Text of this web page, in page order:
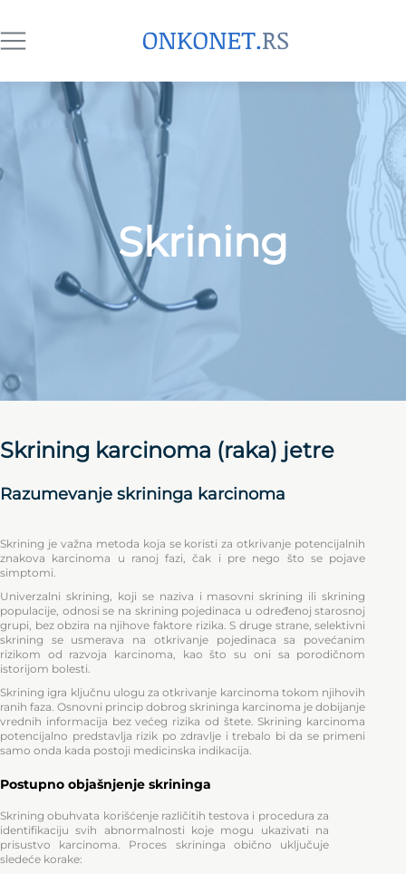
Skrining
Skrining karcinoma (raka) jetre
Razumevanje skrininga karcinoma
Skrining je važna metoda koja se koristi za otkrivanje potencijalnih
znakova karcinoma u ranoj fazi, čak i pre nego što se pojave
simptomi.
Univerzalni skrining, koji se naziva i masovni skrining ili skrining
populacije, odnosi se na skrining pojedinaca u određenoj starosnoj
grupi, bez obzira na njihove faktore rizika. S druge strane, selektivni
skrining se usmerava na otkrivanje pojedinaca sa povećanim
rizikom od razvoja karcinoma, kao što su oni sa porodičnom
istorijom bolesti.
Skrining igra ključnu ulogu za otkrivanje karcinoma tokom njihovih
ranih faza. Osnovni princip dobrog skrininga karcinoma je dobijanje
vrednih informacija bez većeg rizika od štete. Skrining karcinoma
potencijalno predstavlja rizik po zdravlje i trebalo bi da se primeni
samo onda kada postoji medicinska indikacija.
Postupno objašnjenje skrininga
Skrining obuhvata korišćenje različitih testova i procedura za
identifikaciju svih abnormalnosti koje mogu ukazivati na
prisustvo karcinoma. Proces skrininga obično uključuje
sledeće korake: